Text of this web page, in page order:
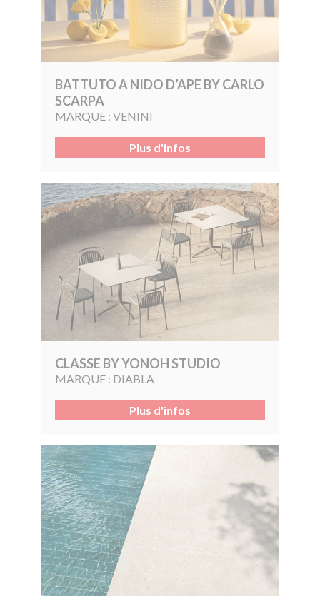
BATTUTO A NIDO D’APE BY CARLO
SCARPA
MARQUE :VENINI
Plus d'infos
CLASSE BY YONOH STUDIO
MARQUE : DIABLA
Plus d'infos